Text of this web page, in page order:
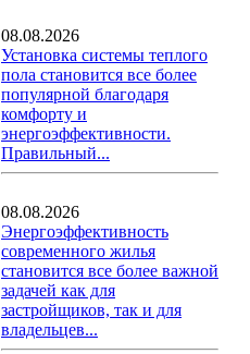
08.08.2026
Установка системы теплого
пола становится все более
популярной благодаря
комфорту и
энергоэффективности.
Правильный...
08.08.2026
Энергоэффективность
современного жилья
становится все более важной
задачей как для
застройщиков, так и для
владельцев...